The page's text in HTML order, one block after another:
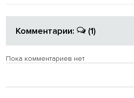
Комментарии: (1)
Пока комментариев нет